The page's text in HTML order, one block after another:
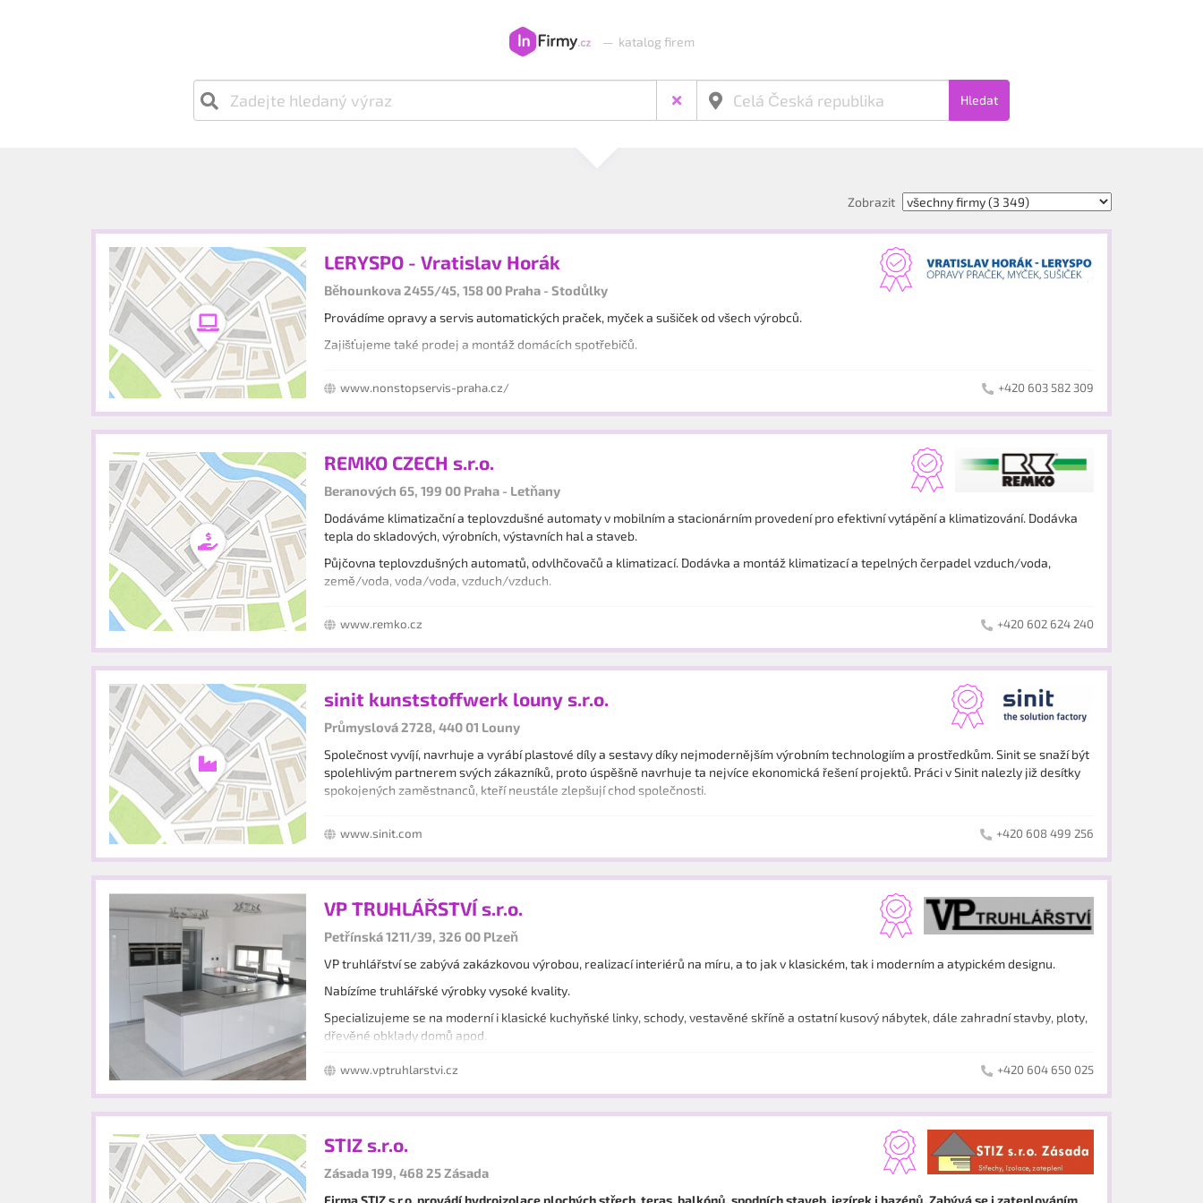
— katalog firem
Hledat
Zobrazit
LERYSPO - Vratislav Horák
Běhounkova 2455/45, 158 00 Praha - Stodůlky
Provádíme opravy a servis automatických praček, myček a sušiček od všech výrobců.
Zajišťujeme také prodej a montáž domácích spotřebičů.
www.nonstopservis-praha.cz/ +420 603 582 309
REMKO CZECH s.r.o.
Beranových 65, 199 00 Praha - Letňany
Dodáváme klimatizační a teplovzdušné automaty v mobilním a stacionárním provedení pro efektivní vytápění a klimatizování. Dodávka
tepla do skladových, výrobních, výstavních hal a staveb.
Půjčovna teplovzdušných automatů, odvlhčovačů a klimatizací. Dodávka a montáž klimatizací a tepelných čerpadel vzduch/voda,
země/voda, voda/voda, vzduch/vzduch.
www.remko.cz +420 602 624 240
sinit kunststoffwerk louny s.r.o.
Průmyslová 2728, 440 01 Louny
Společnost vyvíjí, navrhuje a vyrábí plastové díly a sestavy díky nejmodernějším výrobním technologiím a prostředkům. Sinit se snaží být
spolehlivým partnerem svých zákazníků, proto úspěšně navrhuje ta nejvíce ekonomická řešení projektů. Práci v Sinit nalezly již desítky
spokojených zaměstnanců, kteří neustále zlepšují chod společnosti.
www.sinit.com +420 608 499 256
VP TRUHLÁŘSTVÍ s.r.o.
Petřínská 1211/39, 326 00 Plzeň
VP truhlářství se zabývá zakázkovou výrobou, realizací interiérů na míru, a to jak v klasickém, tak i moderním a atypickém designu.
Nabízíme truhlářské výrobky vysoké kvality.
Specializujeme se na moderní i klasické kuchyňské linky, schody, vestavěné skříně a ostatní kusový nábytek, dále zahradní stavby, ploty,
dřevěné obklady domů apod.
Provádíme také půdní vestavby, pokládku podlah nebo montáž obložek dveří.
www.vptruhlarstvi.cz +420 604 650 025
STIZ s.r.o.
Zásada 199, 468 25 Zásada
Firma STIZ s.r.o. provádí hydroizolace plochých střech, teras, balkónů, spodních staveb, jezírek i bazénů. Zabývá se i zateplováním